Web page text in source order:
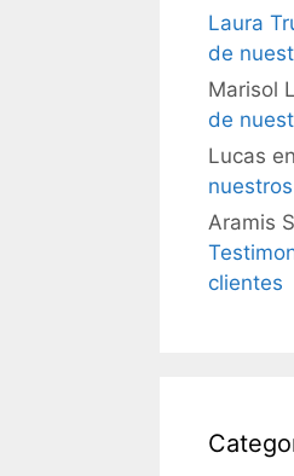
Laura
de
Marisol
de
Lucas en
Aramis
clientes